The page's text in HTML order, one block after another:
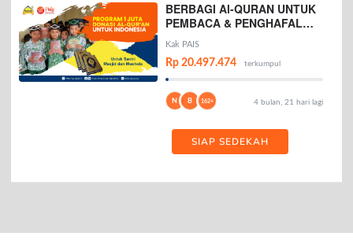
BERBAGI Al-QURAN UNTUK
PEMBACA & PENGHAFAL
AL-QURAN
Kak PAIS
Rp 20.497.474 terkumpul
N B 162+ 4 bulan, 21 hari lagi
SIAP SEDEKAH